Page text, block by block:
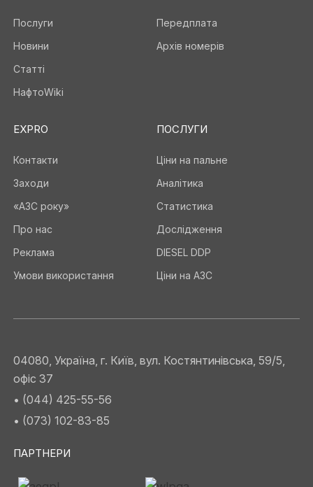
Послуги
Новини
Статті
НафтоWiki
Передплата
Архів номерів
EXPRO
Контакти
Заходи
«АЗС року»
Про нас
Реклама
Умови використання
ПОСЛУГИ
Ціни на пальне
Аналітика
Статистика
Дослідження
DIESEL DDP
Ціни на АЗС
04080, Україна, г. Київ, вул. Костянтинівська, 59/5,
офіс 37
• (044) 425-55-56
• (073) 102-83-85
ПАРТНЕРИ